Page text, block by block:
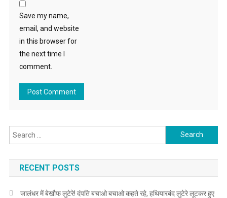
Save my name,
email, and website
in this browser for
the next time I
comment.
Search for:
RECENT POSTS
जालंधर में बेखौफ लुटेरे! दंपति बचाओ बचाओ कहते रहे, हथियारबंद लुटेरे लूटकर हुए